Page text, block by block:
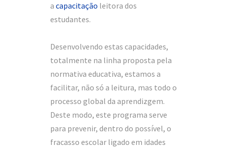
a capacitação leitora dos
estudantes.
Desenvolvendo estas capacidades,
totalmente na linha proposta pela
normativa educativa, estamos a
facilitar, não só a leitura, mas todo o
processo global da aprendizgem.
Deste modo, este programa serve
para prevenir, dentro do possível, o
fracasso escolar ligado em idades